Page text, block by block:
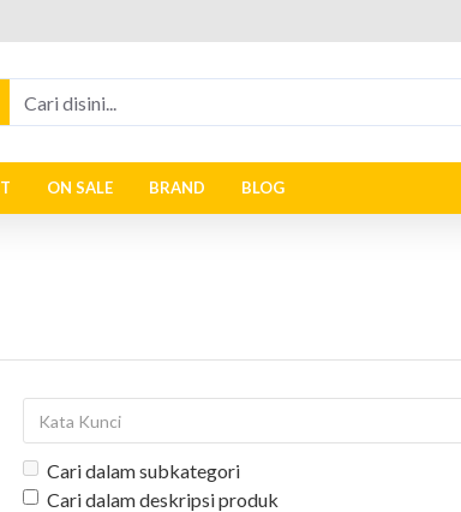
ON SALE BRAND BLOG
Cari dalam subkategori
Cari dalam deskripsi produk